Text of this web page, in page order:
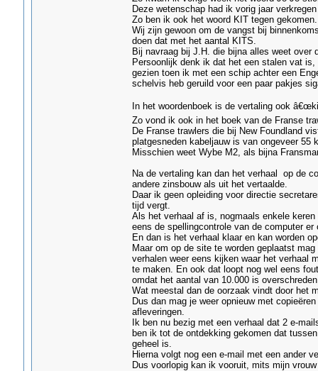
Deze wetenschap had ik vorig jaar
Zo ben ik ook het woord KIT tegen gekomen.
Wij zijn gewoon om de vangst bij
doen dat met het aantal KITS.
Bij navraag bij J.H. die bijna alles weet
Persoonlijk denk ik dat het een stalen vat
gezien toen ik met een schip achter een
schelvis heb geruild voor een paar pakjes
In het woordenboek is de vertaling ook
Zo vond ik ook in het boek van de Franse
De Franse trawlers die bij New Foundland
platgesneden kabeljauw is van ongeveer 55
Misschien weet Wybe M2, als bijna
Na de vertaling kan dan het verhaal op de
andere zinsbouw als uit het vertaalde.
Daar ik geen opleiding voor directie
tijd vergt.
Als het verhaal af is, nogmaals enkele
eens de spellingcontrole van de computer er
En dan is het verhaal klaar en kan worden
Maar om op de site te worden geplaatst
verhalen weer eens kijken waar het verhaal
te maken. En ook dat loopt nog wel eens
omdat het aantal van 10.000 is
Wat meestal dan de oorzaak vindt door het
Dus dan mag je weer opnieuw met
afleveringen.
Ik ben nu bezig met een verhaal dat 2 e-
ben ik tot de ontdekking gekomen dat
geheel is.
Hierna volgt nog een e-mail met een ander
Dus voorlopig kan ik vooruit, mits mijn